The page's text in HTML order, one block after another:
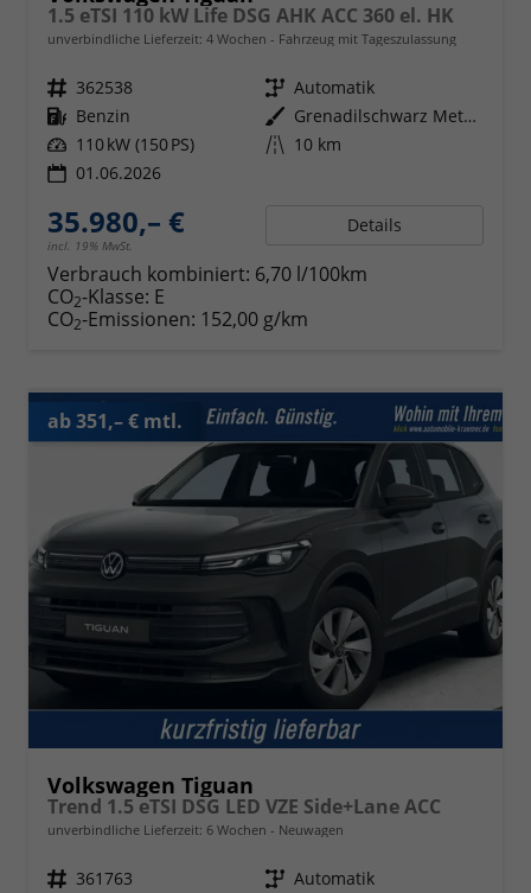
1.5 eTSI 110 kW Life DSG AHK ACC 360 el. HK
unverbindliche Lieferzeit: 4 Wochen Fahrzeug mit Tageszulassung
Fahrzeugnr. 362538 Getriebe Automatik
Kraftstoff Benzin Außenfarbe
Grenadilschwarz Metallic
Leistung 110 kW (150 PS) Kilometerstand 10 km
01.06.2026
35.980,– €
incl. 19% MwSt.
Details
Verbrauch kombiniert: 6,70 l/100km
CO2-Klasse: E
CO2-Emissionen: 152,00 g/km
ab 351,– € mtl.
Volkswagen Tiguan
Trend 1.5 eTSI DSG LED VZE Side+Lane ACC
unverbindliche Lieferzeit: 6 Wochen Neuwagen
Fahrzeugnr. 361763 Getriebe Automatik